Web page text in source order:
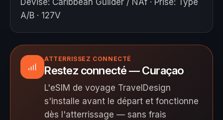
A/B · 127V
ATTERRISSEZ CONNECTÉ
Restez connecté — Curaçao
L'eSIM de voyage TravelDesign
s'installe avant le départ et fonctionne
dès l'atterrissage — sans frais